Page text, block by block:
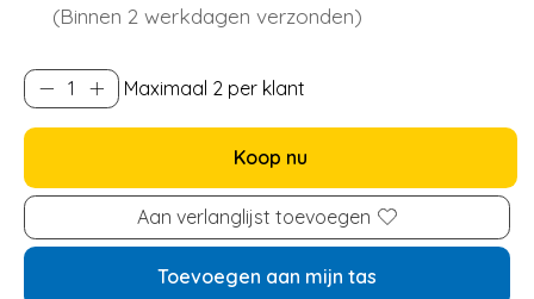
(Binnen 2 werkdagen verzonden)
Maximaal 2 per klant
Koop nu
Aan verlanglijst toevoegen
Toevoegen aan mijn tas